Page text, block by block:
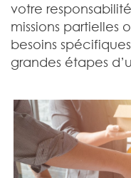
votre
missions partielles
besoins
grandes étapes